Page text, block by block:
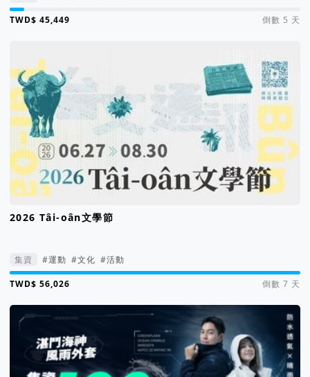
集資進度 5%
倒數 5 天
2026 Tâi-oân文學節
集資 #運動 #文化 #活動
集資進度 113%
倒數 7 天